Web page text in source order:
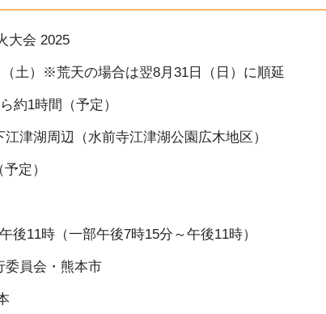
大会 2025
土）※荒天の場合は翌8月31日（日）に順延
約1時間（予定）
江津湖周辺（水前寺江津湖公園広木地区）
定）
後11時（一部午後7時15分～午後11時）
委員会・熊本市